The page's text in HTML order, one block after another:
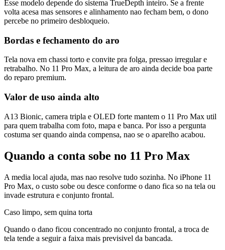
Esse modelo depende do sistema TrueDepth inteiro. Se a frente
volta acesa mas sensores e alinhamento nao fecham bem, o dono
percebe no primeiro desbloqueio.
Bordas e fechamento do aro
Tela nova em chassi torto e convite pra folga, pressao irregular e
retrabalho. No 11 Pro Max, a leitura de aro ainda decide boa parte
do reparo premium.
Valor de uso ainda alto
A13 Bionic, camera tripla e OLED forte mantem o 11 Pro Max util
para quem trabalha com foto, mapa e banca. Por isso a pergunta
costuma ser quando ainda compensa, nao se o aparelho acabou.
Quando a conta sobe no 11 Pro Max
A media local ajuda, mas nao resolve tudo sozinha. No iPhone 11
Pro Max, o custo sobe ou desce conforme o dano fica so na tela ou
invade estrutura e conjunto frontal.
Caso limpo, sem quina torta
Quando o dano ficou concentrado no conjunto frontal, a troca de
tela tende a seguir a faixa mais previsivel da bancada.